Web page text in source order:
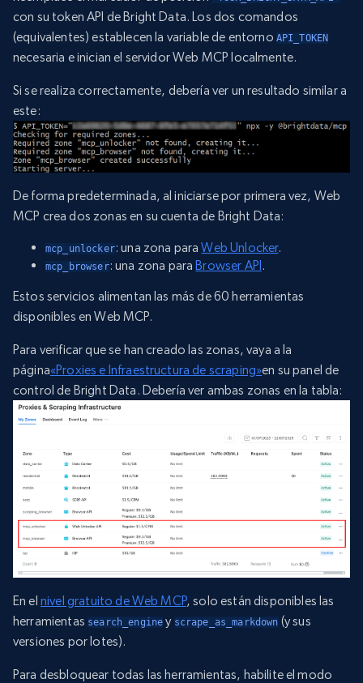
con su token API de Bright Data. Los dos comandos
(equivalentes) establecen la variable de entorno API_TOKEN
necesaria e inician el servidor Web MCP localmente.
Si se realiza correctamente, debería ver un resultado similar a
este:
De forma predeterminada, al iniciarse por primera vez, Web
MCP crea dos zonas en su cuenta de Bright Data:
mcp_unlocker: una zona paraWeb Unlocker.
mcp_browser: una zona paraBrowser API.
Estos servicios alimentan las más de 60 herramientas
disponibles en Web MCP.
Para verificar que se han creado las zonas, vaya a la
página«Proxies e Infraestructura de scraping»en su panel de
control de Bright Data. Debería ver ambas zonas en la tabla:
En el nivel gratuito de Web MCP, solo están disponibles las
herramientas search_engine y scrape_as_markdown (y sus
versiones por lotes).
Para desbloquear todas las herramientas, habilite el modo